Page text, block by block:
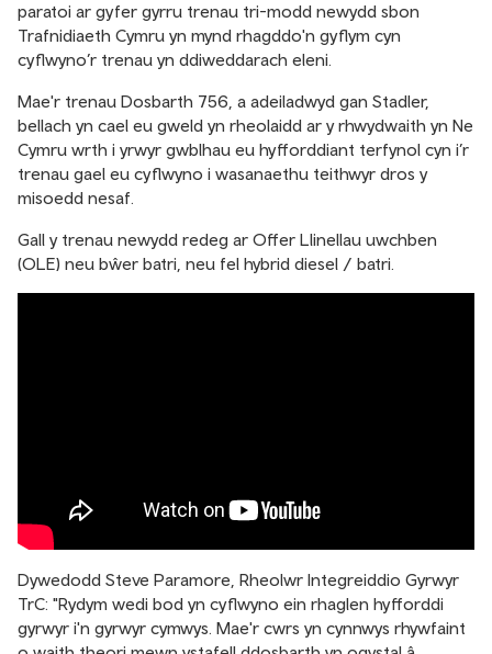
paratoi ar gyfer gyrru trenau tri-modd newydd sbon
Trafnidiaeth Cymru yn mynd rhagddo'n gyflym cyn
cyflwyno’r trenau yn ddiweddarach eleni.
Mae'r trenau Dosbarth 756, a adeiladwyd gan Stadler,
bellach yn cael eu gweld yn rheolaidd ar y rhwydwaith yn Ne
Cymru wrth i yrwyr gwblhau eu hyfforddiant terfynol cyn i’r
trenau gael eu cyflwyno i wasanaethu teithwyr dros y
misoedd nesaf.
Gall y trenau newydd redeg ar Offer Llinellau uwchben
(OLE) neu bŵer batri, neu fel hybrid diesel / batri.
Dywedodd Steve Paramore, Rheolwr Integreiddio Gyrwyr
TrC: "Rydym wedi bod yn cyflwyno ein rhaglen hyfforddi
gyrwyr i'n gyrwyr cymwys. Mae'r cwrs yn cynnwys rhywfaint